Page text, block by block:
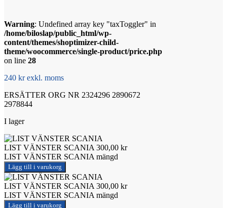
Warning: Undefined array key "taxToggler" in
/home/biloslap/public_html/wp-
content/themes/shoptimizer-child-
theme/woocommerce/single-product/price.php
on line 28
240 kr exkl. moms
ERSÄTTER ORG NR 2324296 2890672
2978844
I lager
LIST VÄNSTER SCANIA 300,00 kr
LIST VÄNSTER SCANIA mängd
Lägg till i varukorg
LIST VÄNSTER SCANIA 300,00 kr
LIST VÄNSTER SCANIA mängd
Lägg till i varukorg